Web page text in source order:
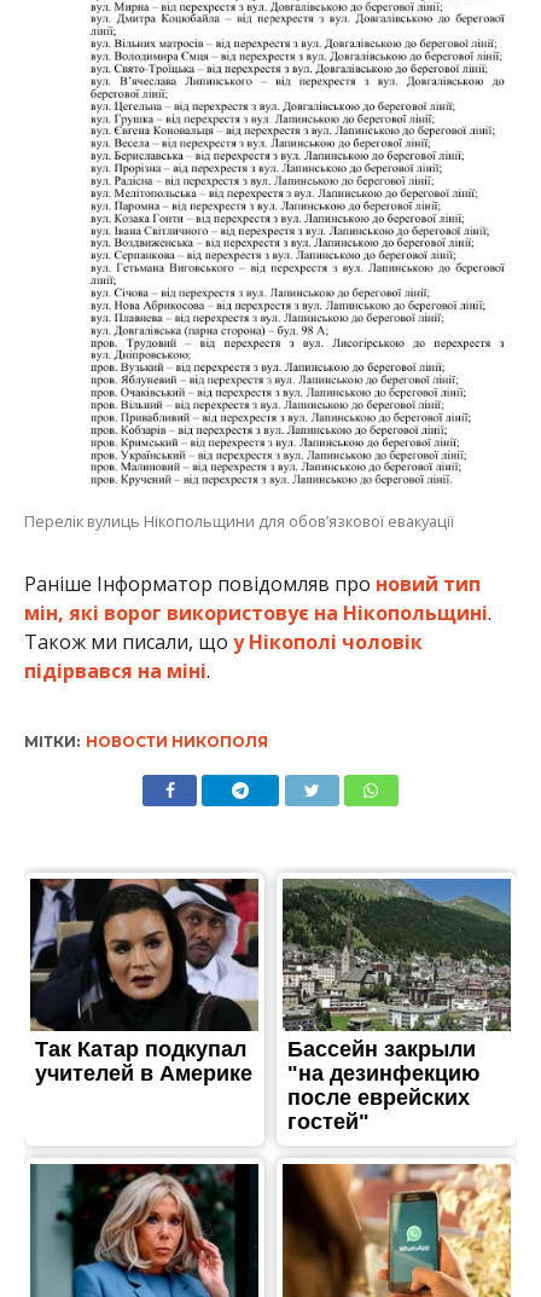
Перелік вулиць Нікопольщини для обов’язкової евакуації
Раніше Інформатор повідомляв про новий тип
мін, які ворог використовує на Нікопольщині.
Також ми писали, що у Нікополі чоловік
підірвався на міні.
МІТКИ: НОВОСТИ НИКОПОЛЯ